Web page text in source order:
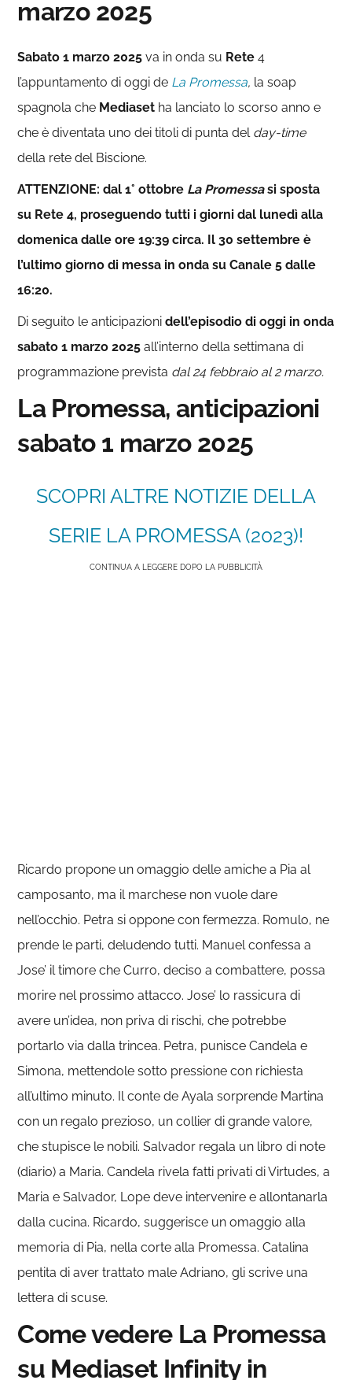
marzo 2025
Sabato 1 marzo 2025 va in onda su Rete 4
l’appuntamento di oggi de La Promessa, la soap
spagnola che Mediaset ha lanciato lo scorso anno e
che è diventata uno dei titoli di punta del day-time
della rete del Biscione.
ATTENZIONE: dal 1° ottobre La Promessasi sposta
su Rete 4, proseguendo tutti i giorni dal lunedì alla
domenica dalle ore 19:39 circa. Il 30 settembre è
l’ultimo giorno di messa in onda su Canale 5 dalle
16:20.
Di seguito le anticipazioni dell’episodio di oggi in onda
sabato 1 marzo 2025 all’interno della settimana di
programmazione prevista dal 24 febbraio al 2 marzo.
La Promessa, anticipazioni
sabato1 marzo 2025
SCOPRI ALTRE NOTIZIE DELLA
SERIE LA PROMESSA (2023)!
CONTINUA A LEGGERE DOPO LA PUBBLICITÀ
Ricardo propone un omaggio delle amiche a Pia al
camposanto, ma il marchese non vuole dare
nell’occhio. Petra si oppone con fermezza. Romulo, ne
prende le parti, deludendo tutti. Manuel confessa a
Jose’ il timore che Curro, deciso a combattere, possa
morire nel prossimo attacco. Jose’ lo rassicura di
avere un’idea, non priva di rischi, che potrebbe
portarlo via dalla trincea. Petra, punisce Candela e
Simona, mettendole sotto pressione con richiesta
all’ultimo minuto. Il conte de Ayala sorprende Martina
con un regalo prezioso, un collier di grande valore,
che stupisce le nobili. Salvador regala un libro di note
(diario) a Maria. Candela rivela fatti privati di Virtudes, a
Maria e Salvador, Lope deve intervenire e allontanarla
dalla cucina. Ricardo, suggerisce un omaggio alla
memoria di Pia, nella corte alla Promessa. Catalina
pentita di aver trattato male Adriano, gli scrive una
lettera di scuse.
Come vedere La Promessa
su Mediaset Infinity in